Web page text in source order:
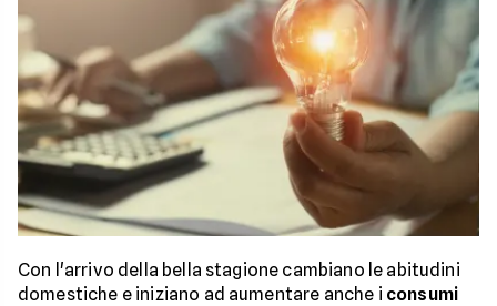
Con l'arrivo della bella stagione cambiano le abitudini
domestiche e iniziano ad aumentare anche i consumi